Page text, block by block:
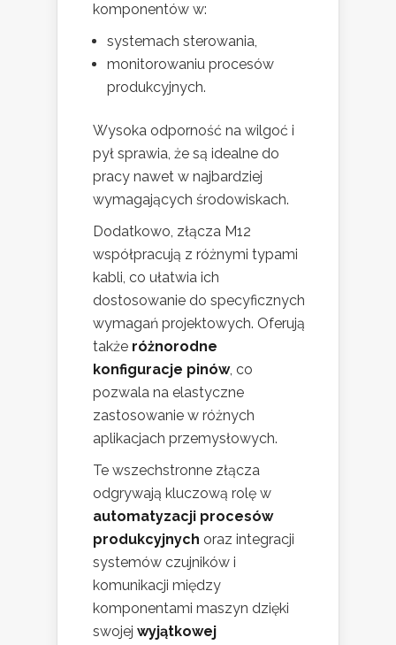
komponentów w:
systemach sterowania,
monitorowaniu procesów
produkcyjnych.
Wysoka odporność na wilgoć i
pył sprawia, że są idealne do
pracy nawet w najbardziej
wymagających środowiskach.
Dodatkowo, złącza M12
współpracują z różnymi typami
kabli, co ułatwia ich
dostosowanie do specyficznych
wymagań projektowych. Oferują
także różnorodne
konfiguracje pinów, co
pozwala na elastyczne
zastosowanie w różnych
aplikacjach przemysłowych.
Te wszechstronne złącza
odgrywają kluczową rolę w
automatyzacji procesów
produkcyjnych oraz integracji
systemów czujników i
komunikacji między
komponentami maszyn dzięki
swojej wyjątkowej